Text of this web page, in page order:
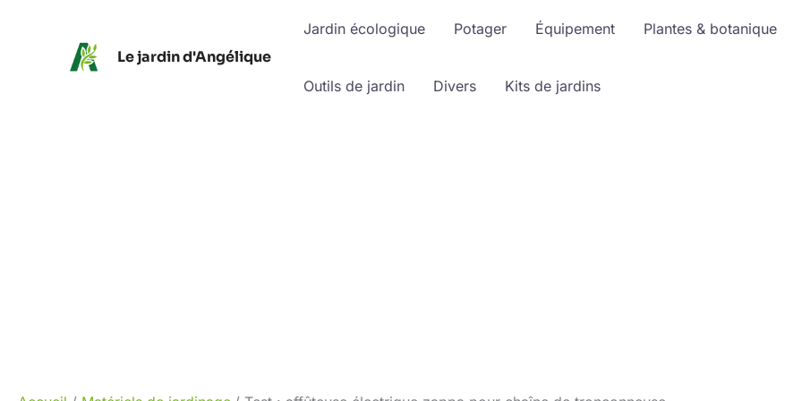
Le jardin d'Angélique
Jardin écologique Potager Équipement Plantes & botanique
Outils de jardin Divers Kits de jardins